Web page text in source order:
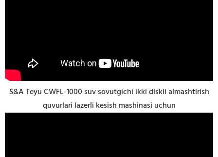
S&A Teyu CWFL-1000 suv sovutgichi ikki diskli almashtirish
quvurlari lazerli kesish mashinasi uchun